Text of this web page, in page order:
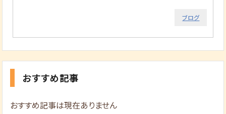
ブログ
おすすめ記事
おすすめ記事は現在ありません